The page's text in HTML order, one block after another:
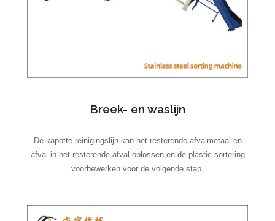
Breek- en waslijn
De kapotte reinigingslijn kan het resterende afvalmetaal en
afval in het resterende afval oplossen en de plastic sortering
voorbewerken voor de volgende stap.